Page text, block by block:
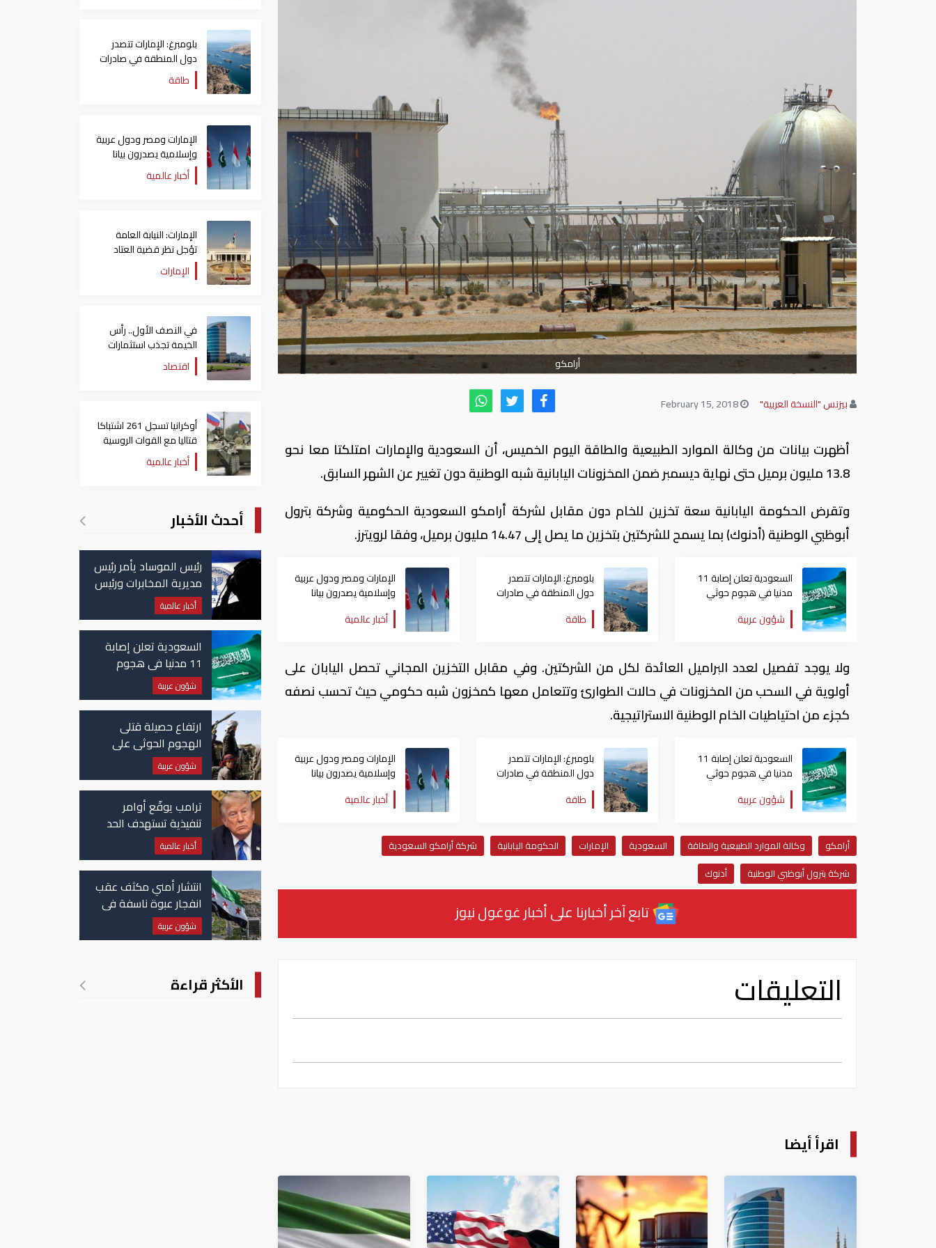
أرامكو
بيزنس "النسخة العربية"
أظهرت بيانات من وكالة الموارد الطبيعية والطاقة اليوم الخميس، أن السعودية والإمارات امتلكتا معا نحو
13.8 مليون برميل حتى نهاية ديسمبر ضمن المخزونات اليابانية شبه الوطنية دون تغيير عن الشهر السابق.
وتقرض الحكومة اليابانية سعة تخزين للخام دون مقابل لشركة أرامكو السعودية الحكومية وشركة بترول
أبوظبي الوطنية (أدنوك) بما يسمح للشركتين بتخزين ما يصل إلى 14.47 مليون برميل، وفقا لرويترز.
السعودية تعلن إصابة 11
مدنيا في هجوم حوثي
على نجران
شؤون عربية
بلومبرغ: الإمارات تتصدر
دول المنطقة في صادرات
النفط عبر مضيق هرمز
طاقة
الإمارات ومصر ودول عربية
وإسلامية يصدرون بيانا
مشتركا بشأن الانتهاكات
الإسرائيلية في غزة
أخبار عالمية
ولا يوجد تفصيل لعدد البراميل العائدة لكل من الشركتين. وفي مقابل التخزين المجاني تحصل اليابان على
أولوية في السحب من المخزونات في حالات الطوارئ وتتعامل معها كمخزون شبه حكومي حيث تحسب نصفه
كجزء من احتياطيات الخام الوطنية الاستراتيجية.
السعودية تعلن إصابة 11
مدنيا في هجوم حوثي
على نجران
شؤون عربية
بلومبرغ: الإمارات تتصدر
دول المنطقة في صادرات
النفط عبر مضيق هرمز
طاقة
الإمارات ومصر ودول عربية
وإسلامية يصدرون بيانا
مشتركا بشأن الانتهاكات
الإسرائيلية في غزة
أخبار عالمية
أرامكو وكالة الموارد الطبيعية والطاقة السعودية الإمارات الحكومة اليابانية
شركة أرامكو السعودية
شركة بترول أبوظبي الوطنية
أدنوك
تابع آخر أخبارنا على أخبار غوغول نيوز
التعليقات
اقرأ أيضا
بلومبرغ: الإمارات تتصدر
دول المنطقة في صادرات
النفط عبر مضيق هرمز
طاقة
الإمارات ومصر ودول عربية
وإسلامية يصدرون بيانا
مشتركا بشأن الانتهاكات
الإسرائيلية في غزة
أخبار عالمية
الإمارات: النيابة العامة
تؤجل نظر قضية العتاد
العسكري للسودان
الإمارات
في النصف الأول.. رأس
الخيمة تجذب استثمارات
تتجاوز 771 مليون درهماقتصاد
أوكرانيا تسجل 261 اشتباكا
قتاليا مع القوات الروسية
أخبار عالمية
أحدث الأخبار
رئيس الموساد يأمر رئيس
مديرية المخابرات ورئيس
قسم إيران بالاستقالة
أخبار عالمية
السعودية تعلن إصابة
11 مدنيا في هجوم
حوثي على نجران
شؤون عربية
ارتفاع حصيلة قتلى
الهجوم الحوثي على
قتيلًا وعشرات الجرحى
شؤون عربية
ترامب يوقّع أوامر
تنفيذية تستهدف الحد
من منح الجنسية
الأمريكية بالولادة
أخبار عالمية
انتشار أمني مكثف عقب
انفجار عبوة ناسفة في
حافلة ركاب في سوريا
شؤون عربية
الأكثر قراءة